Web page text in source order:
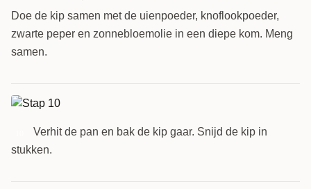
Doe de kip samen met de uienpoeder, knoflookpoeder,
zwarte peper en zonnebloemolie in een diepe kom. Meng
samen.
Verhit de pan en bak de kip gaar. Snijd de kip in
stukken.